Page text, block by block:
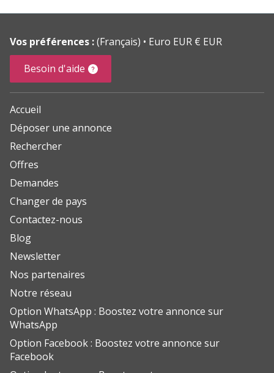
Vos préférences :(Français)
Euro EUR € EUR
Besoin d'aide
Accueil
Déposer une annonce
Rechercher
Offres
Demandes
Changer de pays
Contactez-nous
Blog
Newsletter
Nos partenaires
Notre réseau
Option WhatsApp : Boostez votre annonce sur
WhatsApp
Option Facebook : Boostez votre annonce sur
Facebook